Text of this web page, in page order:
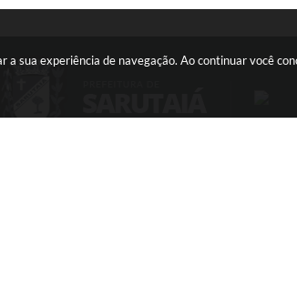
sua experiência de navegação. Ao continuar você